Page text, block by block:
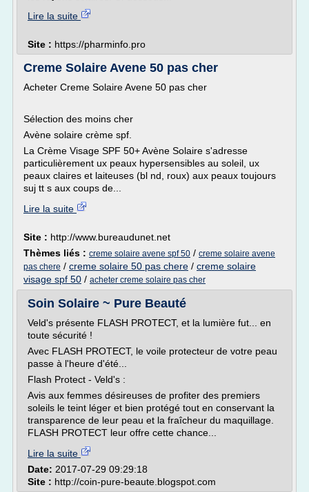
Lire la suite
Site : https://pharminfo.pro
Creme Solaire Avene 50 pas cher
Acheter Creme Solaire Avene 50 pas cher
Sélection des moins cher
Avène solaire crème spf.
La Crème Visage SPF 50+ Avène Solaire s'adresse
particulièrement ux peaux hypersensibles au soleil, ux
peaux claires et laiteuses (bl nd, roux) aux peaux toujours
suj tt s aux coups de...
Lire la suite
Site : http://www.bureaudunet.net
Thèmes liés : creme solaire avene spf 50 / creme solaire avene
pas chere / creme solaire 50 pas chere / creme solaire
visage spf 50 / acheter creme solaire pas cher
Soin Solaire ~ Pure Beauté
Veld's présente FLASH PROTECT, et la lumière fut... en
toute sécurité !
Avec FLASH PROTECT, le voile protecteur de votre peau
passe à l'heure d'été...
Flash Protect - Veld's :
Avis aux femmes désireuses de profiter des premiers
soleils le teint léger et bien protégé tout en conservant la
transparence de leur peau et la fraîcheur du maquillage.
FLASH PROTECT leur offre cette chance...
Lire la suite
Date: 2017-07-29 09:29:18
Site : http://coin-pure-beaute.blogspot.com